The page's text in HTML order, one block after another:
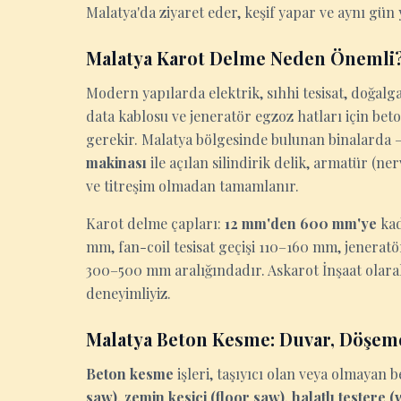
Malatya'da ziyaret eder, keşif yapar ve aynı gün
Malatya Karot Delme Neden
Modern yapılarda elektrik, sıhhi tesisat,
data kablosu ve jeneratör egzoz hatları için
gerekir. Malatya bölgesinde bulunan
makinası ile açılan silindirik delik, armatür
ve titreşim olmadan tamamlanır.
Karot delme çapları: 12 mm'den 600 mm'ye
mm, fan-coil tesisat geçişi 110–160 mm,
300–500 mm aralığındadır. Askarot İnşaat
deneyimliyiz.
Malatya Beton Kesme: Duvar,
Beton kesme işleri, taşıyıcı olan veya
saw) zemin kesici (floor saw) halatlı testere